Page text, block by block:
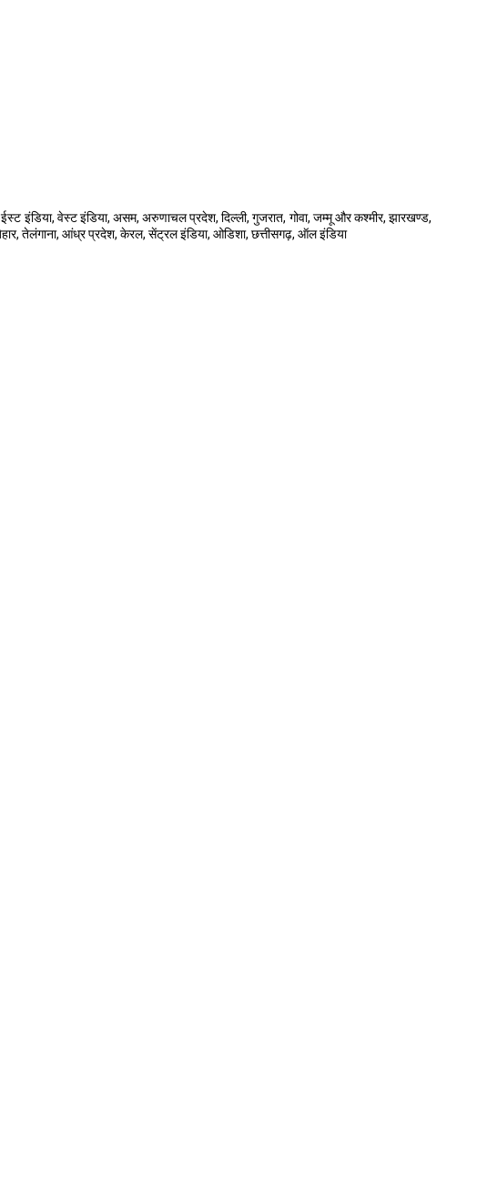
ईस्ट इंडिया, वेस्ट इंडिया, असम, अरुणाचल प्रदेश, दिल्ली, गुजरात, गोवा, जम्मू और कश्मीर, झारखण्ड,
तेलंगाना, आंध्र प्रदेश, केरल, सेंट्रल इंडिया, ओडिशा, छत्तीसगढ़, ऑल इंडिया